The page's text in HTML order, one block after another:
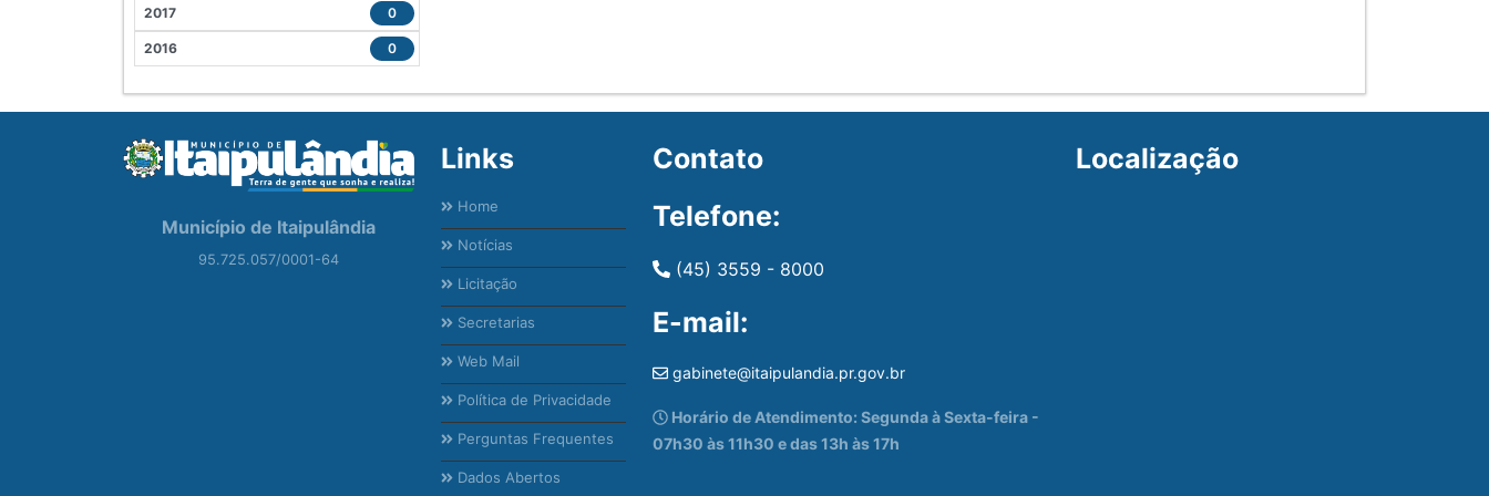
2017 0
2016 0
Município de Itaipulândia
95.725.057/0001-64
Links
Home
Notícias
Licitação
Secretarias
Web Mail
Política de Privacidade
Perguntas Frequentes
Dados Abertos
Contato
Telefone:
(45) 3559 - 8000
E-mail:
gabinete@itaipulandia.pr.gov.br
Horário de Atendimento: Segunda à Sexta-feira -
07h30 às 11h30 e das 13h às 17h
Localização